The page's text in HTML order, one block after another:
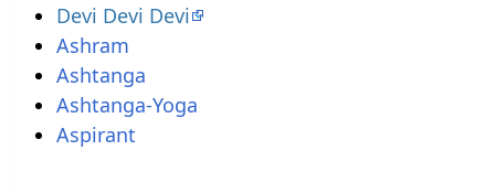
Devi Devi Devi
Ashram
Ashtanga
Ashtanga-Yoga
Aspirant